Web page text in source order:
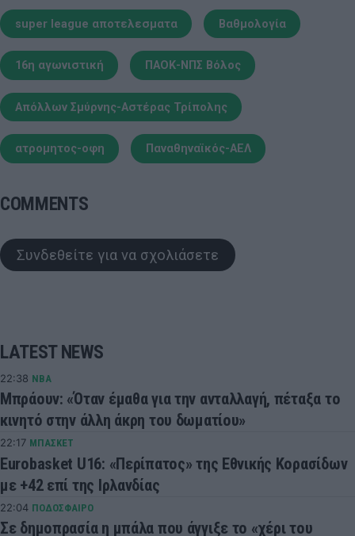
super league αποτελεσματα Βαθμολογία
16η αγωνιστική ΠΑΟΚ-ΝΠΣ Βόλος
Απόλλων Σμύρνης-Αστέρας Τρίπολης
ατρομητος-οφη Παναθηναϊκός-ΑΕΛ
COMMENTS
Συνδεθείτε για να σχολιάσετε
LATEST NEWS
22:38 NBA
Μπράουν: «Όταν έμαθα για την ανταλλαγή, πέταξα το
κινητό στην άλλη άκρη του δωματίου»
22:17 ΜΠΑΣΚΕΤ
Eurobasket U16: «Περίπατος» της Εθνικής Κορασίδων
με +42 επί της Ιρλανδίας
22:04 ΠΟΔΟΣΦΑΙΡΟ
Σε δημοπρασία η μπάλα που άγγιξε το «χέρι του